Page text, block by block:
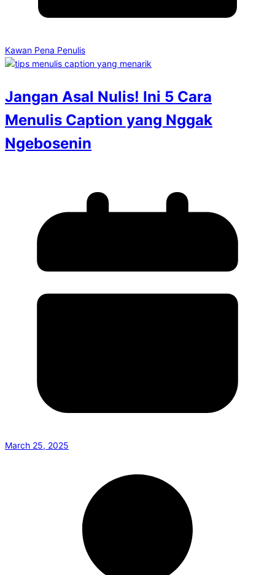
Kawan Pena Penulis
Jangan Asal Nulis! Ini 5 Cara
Menulis Caption yang Nggak
Ngebosenin
March 25, 2025